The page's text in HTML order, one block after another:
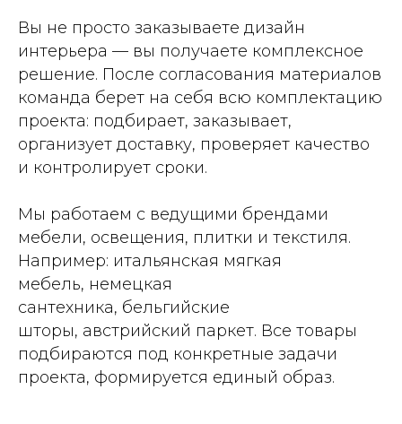
Вы не просто заказываете дизайн
интерьера — вы получаете комплексное
решение. После согласования материалов
команда берет на себя всю комплектацию
проекта: подбирает, заказывает,
организует доставку, проверяет качество
и контролирует сроки.
Мы работаем с ведущими брендами
мебели, освещения, плитки и текстиля.
Например: итальянская мягкая
мебель, немецкая
сантехника, бельгийские
шторы, австрийский паркет. Все товары
подбираются под конкретные задачи
проекта, формируется единый образ.